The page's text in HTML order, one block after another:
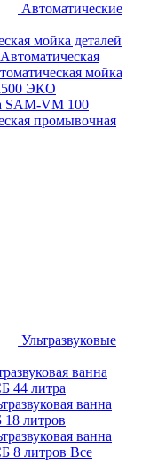
Автоматические
мойка деталей
Автоматическая
мойка
ЭКО
SAM-VM 100
промывочная
Ультразвуковые
ванна
44 литра
ванна
18 литров
ванна
8 литров Все